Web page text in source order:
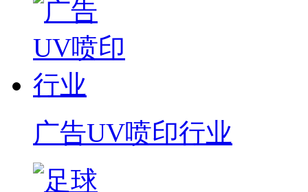
广告UV喷印行业